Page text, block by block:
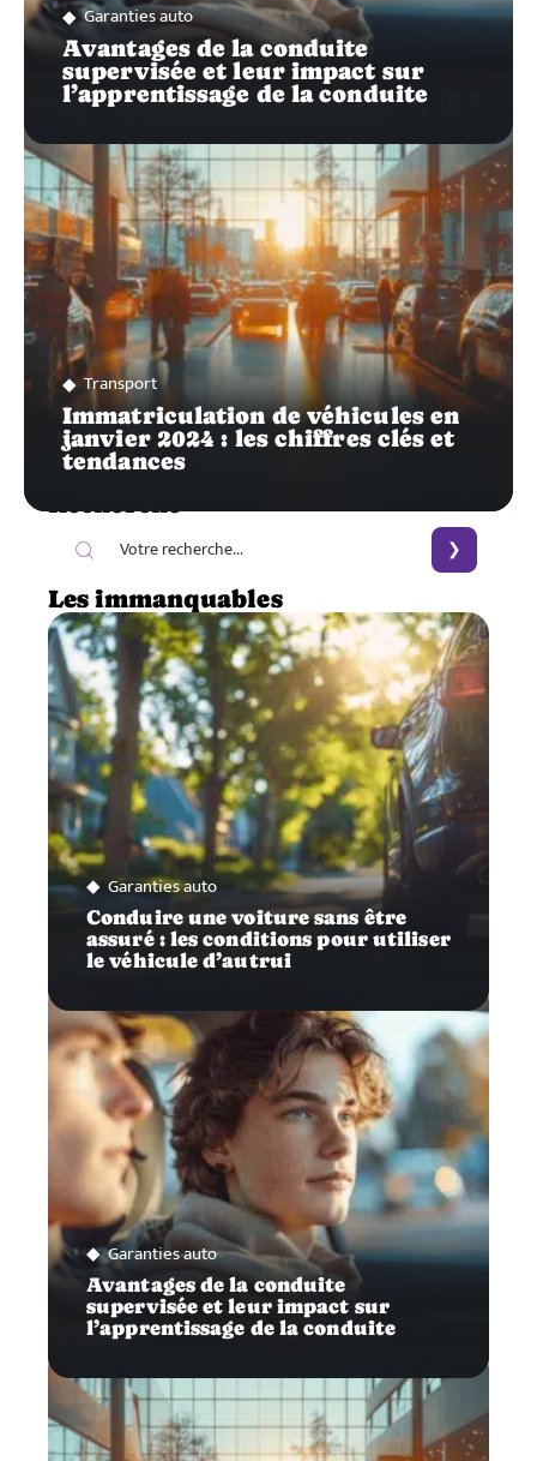
Garanties auto
Avantages de la conduite
supervisée et leur impact sur
l’apprentissage de la conduite
Transport
Immatriculation de véhicules en
janvier 2024 : les chiffres clés et
tendances
Recherche
Les immanquables
Garanties auto
Conduire une voiture sans être
assuré : les conditions pour utiliser
le véhicule d’autrui
Garanties auto
Avantages de la conduite
supervisée et leur impact sur
l’apprentissage de la conduite